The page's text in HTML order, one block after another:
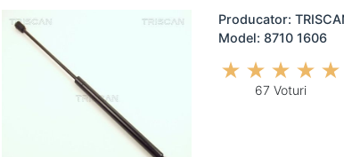
Producator:
Model: 8710 1606
67 Voturi